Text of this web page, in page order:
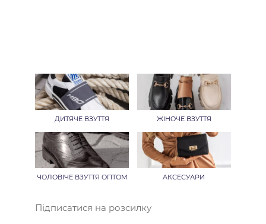
Підписатися на розсилку
ДИТЯЧЕ ВЗУТТЯ ЖІНОЧЕ ВЗУТТЯ
ЧОЛОВІЧЕ ВЗУТТЯ ОПТОМ АКСЕСУАРИ